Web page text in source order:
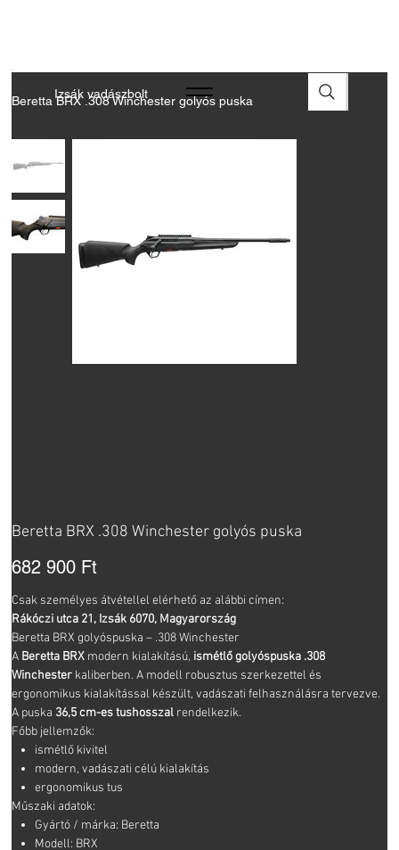
Izsák vadászbolt
Beretta BRX .308 Winchester golyós puska
Beretta BRX .308 Winchester golyós puska
Ár
682 900 Ft
Csak személyes átvétellel elérhető az alábbi címen:
Rákóczi utca 21, Izsák 6070, Magyarország
Beretta BRX golyóspuska – .308 Winchester
A Beretta BRX modern kialakítású, ismétlő golyóspuska .308
Winchester kaliberben. A modell robusztus szerkezettel és
ergonomikus kialakítással készült, vadászati felhasználásra tervezve.
A puska 36,5 cm-es tushosszal rendelkezik.
Főbb jellemzők:
ismétlő kivitel
modern, vadászati célú kialakítás
ergonomikus tus
Műszaki adatok:
Gyártó / márka: Beretta
Modell: BRX